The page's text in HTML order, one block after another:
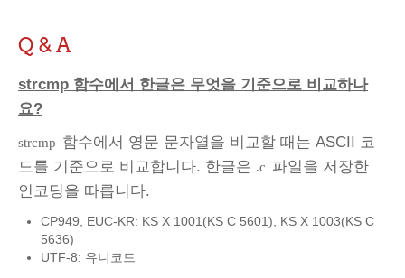
Q & A
strcmp 함수에서 한글은 무엇을 기준으로 비교하나
요?
strcmp 함수에서 영문 문자열을 비교할 때는 ASCII 코
드를 기준으로 비교합니다. 한글은 .c 파일을 저장한
인코딩을 따릅니다.
CP949, EUC-KR: KS X 1001(KS C 5601), KS X 1003(KS C
5636)
UTF-8: 유니코드